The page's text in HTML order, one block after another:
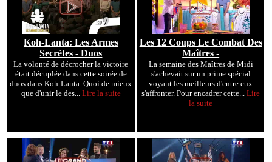
Koh-Lanta: Les Armes
Secrètes - Duos
La volonté de décrocher la victoire
était décuplée dans cette soirée de
duos dans Koh-Lanta. Quoi de mieux
que d'unir le des... Lire la suite
Les 12 Coups Le Combat Des
Maîtres -
La semaine des Maîtres de Midi
s'achevait sur un prime spécial
voyant les meilleurs d'entre eux
s'affronter. Pour encadrer cette...Lire
la suite